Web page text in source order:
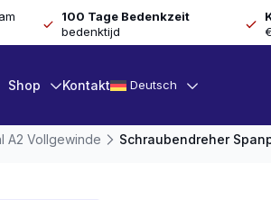
100 Tage Bedenkzeit
bedenktijd
Shop Kontakt Deutsch
A2 Vollgewinde Schraubendreher